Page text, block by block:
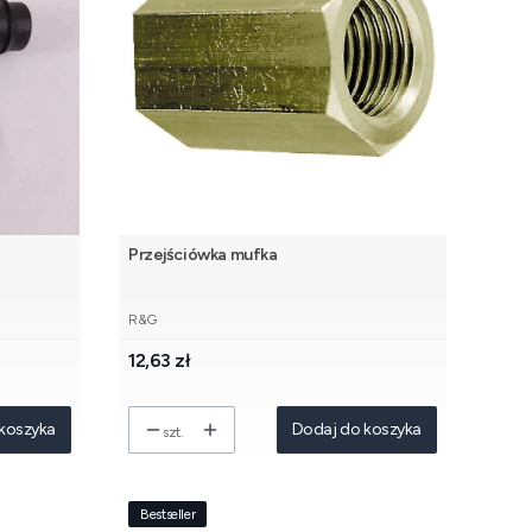
Przejściówka mufka
PRODUCENT
R&G
Cena
12,63 zł
szt. Dodaj do koszyka
Bestseller